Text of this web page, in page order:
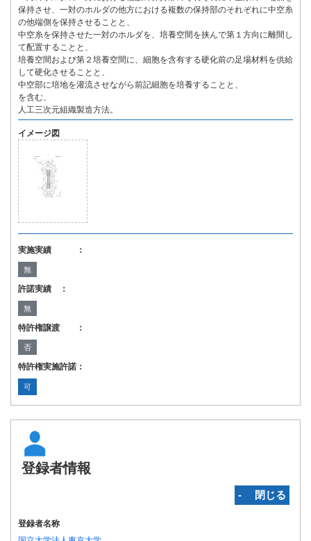
保持させ、一対のホルダの他方における複数の保持部のそれぞれに中空糸
の他端側を保持させることと、
中空糸を保持させた一対のホルダを、培養空間を挟んで第１方向に離間し
て配置することと、
培養空間および第２培養空間に、細胞を含有する硬化前の足場材料を供給
して硬化させることと、
中空部に培地を灌流させながら前記細胞を培養することと、
を含む、
人工三次元組織製造方法。
イメージ図
実施実績 ：
無
許諾実績 ：
無
特許権譲渡 ：
否
特許権実施許諾：
可
登録者情報
‐ 閉じる
登録者名称